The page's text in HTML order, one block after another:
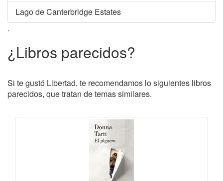
Lago de Canterbridge Estates
.
¿Libros parecidos?
Si te gustó Libertad, te recomendamos lo siguientes libros
parecidos, que tratan de temas similares.